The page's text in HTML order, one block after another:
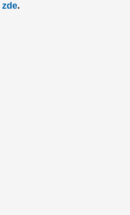
zde.